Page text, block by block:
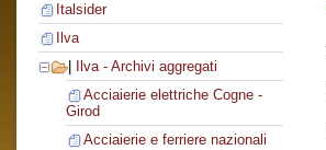
Italsider
Ilva
Ilva - Archivi aggregati
Acciaierie elettriche Cogne -
Girod
Acciaierie e ferriere nazionali